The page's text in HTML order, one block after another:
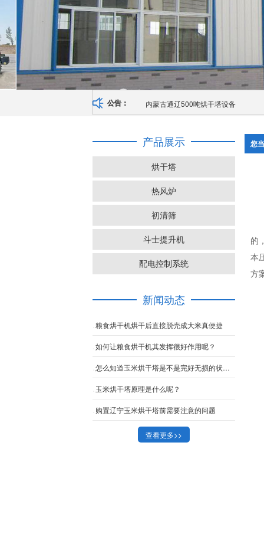
公告： 内蒙古通辽500吨烘干塔设备
您
的
本
方
产品展示
烘干塔
热风炉
初清筛
斗士提升机
配电控制系统
新闻动态
粮食烘干机烘干后直接脱壳成大米真便捷
如何让粮食烘干机其发挥很好作用呢？
怎么知道玉米烘干塔是不是完好无损的状况？
玉米烘干塔原理是什么呢？
购置辽宁玉米烘干塔前需要注意的问题
查看更多>>